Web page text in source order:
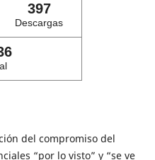
397
Descargas
del compromiso del
“por lo visto” y “se ve